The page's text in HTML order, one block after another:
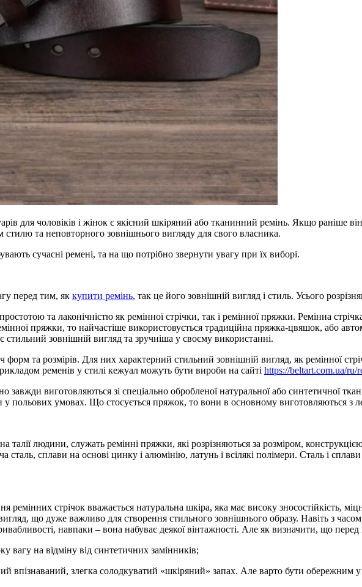
для чоловіків і жінок є якісний шкіряний або тканинний ремінь. Якщо раніше
стилю та неповторного зовнішнього вигляду для свого власника.
сучасні ремені, та на що потрібно звернути увагу при їх виборі.
перед тим, як купити ремінь, так це його зовнішній вигляд і стиль. Усього
та лаконічністю як ремінної стрічки, так і ремінної пряжки. Ремінна
пряжки, то найчастіше використовується традиційна пряжка-цвяшок, або
зовнішній вигляд та зручніша у своєму використанні.
форм та розмірів. Для них характерний стильний зовнішній вигляд, як ремінної
ременів у стилі кежуал можуть бути вироби на сайті https://beltart.com.ua/ru/
завжди виготовляються зі спеціально обробленої натуральної або синтетичної
польових умовах. Що стосується пряжок, то вони в основному виготовляються з
на талії людини, служать ремінні пряжки, які розрізняються за розміром,
сталь, сплави на основі цинку і алюмінію, латунь і всілякі полімери. Сталь і
стрічок вважається натуральна шкіра, яка має високу зносостійкість,
що дуже важливо для створення стильного зовнішнього образу. Навіть з часом,
навпаки – вона набуває деякої вінтажності. Але як визначити, що
вагу на відміну від синтетичних замінників;
впізнаваний, злегка солодкуватий «шкіряний» запах. Але варто бути обережним